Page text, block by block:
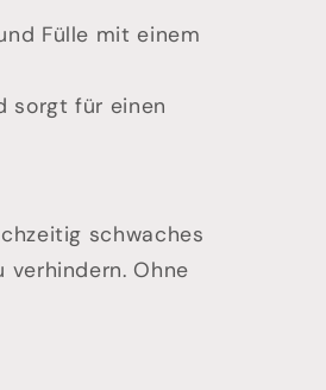
Fülle mit einem
sorgt für einen
schwaches
verhindern. Ohne